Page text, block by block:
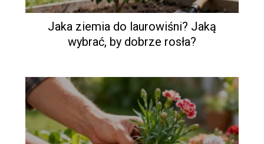
Jaka ziemia do laurowiśni? Jaką
wybrać, by dobrze rosła?